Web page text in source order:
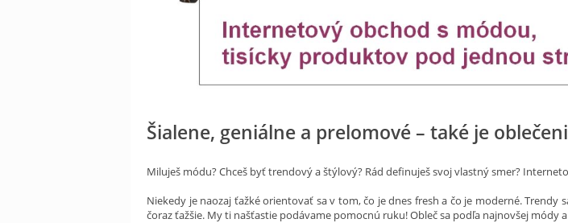
Šialene, geniálne a prelomové – také je
Miluješ módu? Chceš byť trendový a štýlový? Rád definuješ svoj vlastný smer?
Niekedy je naozaj ťažké orientovať sa v tom, čo je dnes fresh a čo je moderné. Trendy
čoraz ťažšie. My ti našťastie podávame pomocnú ruku! Obleč sa podľa najnovšej módy